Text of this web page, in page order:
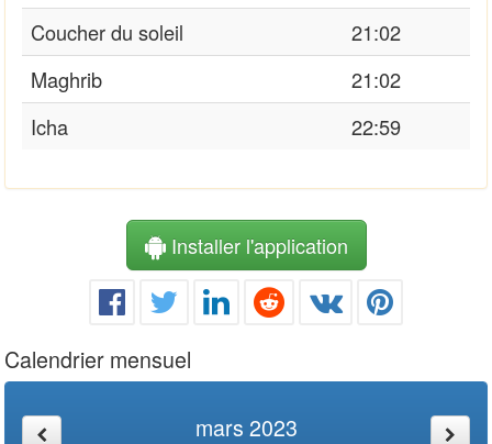
Coucher du soleil
21:02
Maghrib
21:02
Icha
22:59
Installer l'application
Calendrier mensuel
mars 2023